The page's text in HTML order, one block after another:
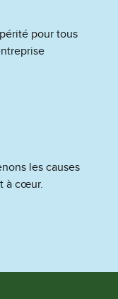
pour tous
les causes
à cœur.